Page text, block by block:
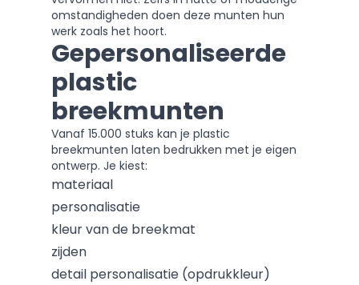
omstandigheden doen deze munten hun
werk zoals het hoort.
Gepersonaliseerde
plastic
breekmunten
Vanaf 15.000 stuks kan je plastic
breekmunten laten bedrukken met je eigen
ontwerp. Je kiest:
materiaal
personalisatie
kleur van de breekmat
zijden
detail personalisatie (opdrukkleur)